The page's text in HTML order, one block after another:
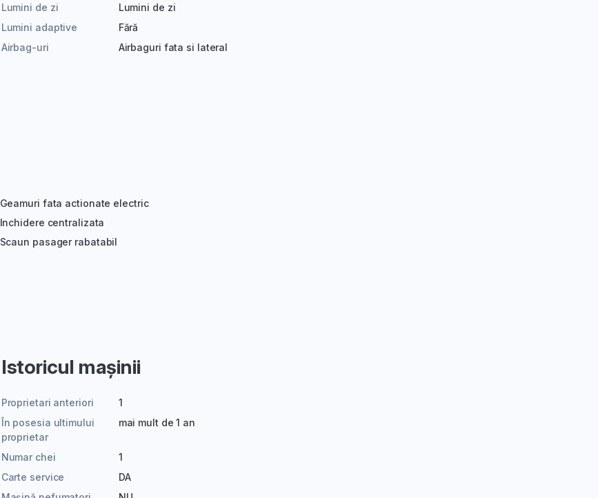
Lumini de zi
Lumini de zi
Lumini adaptive
Fără
Airbag-uri
Airbaguri fata si lateral
Geamuri fata actionate electric
Inchidere centralizata
Scaun pasager rabatabil
Istoricul mașinii
Proprietari anteriori
1
În posesia ultimului
proprietar
mai mult de 1 an
Numar chei
1
Carte service
DA